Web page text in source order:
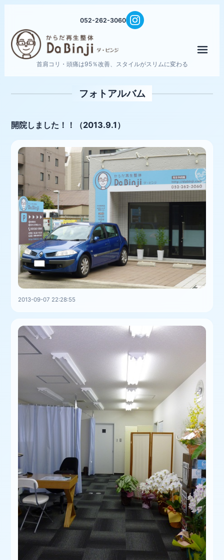
052-262-3060
首肩コリ・頭痛は95％改善、スタイルがスリムに変わる
フォトアルバム
開院しました！！（2013.9.1）
2013-09-07 22:28:55